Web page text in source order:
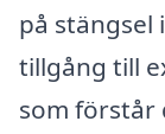
på stängsel
tillgång till
som förstår